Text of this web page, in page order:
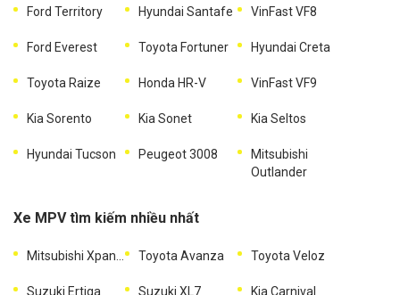
Ford Territory Hyundai Santafe VinFast VF8
Ford Everest Toyota Fortuner Hyundai Creta
Toyota Raize Honda HR-V VinFast VF9
Kia Sorento Kia Sonet Kia Seltos
Hyundai Tucson Peugeot 3008
Mitsubishi
Outlander
Xe MPV tìm kiếm nhiều nhất
Toyota Avanza Toyota Veloz
Suzuki Ertiga Suzuki XL7 Kia Carnival